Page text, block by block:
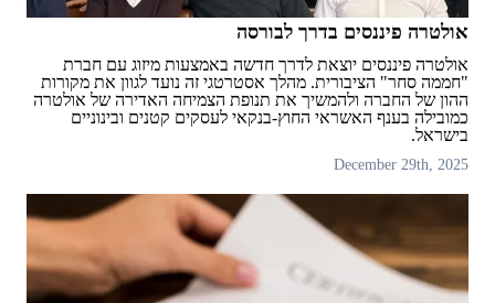
אולטרה פיננסים בדרך לבורסה
אולטרה פיננסים יוצאת לדרך חדשה באמצעות מיזוג עם חברת
"חממה סחר" הציבורית. מהלך אסטרטגי זה נועד לגוון את מקורות
ההון של החברה ולהמשיך את תנופת הצמיחה האדירה של אולטרה
כמובילה בענף האשראי החוץ-בנקאי לעסקים קטנים ובינוניים
בישראל.
December 29th, 2025